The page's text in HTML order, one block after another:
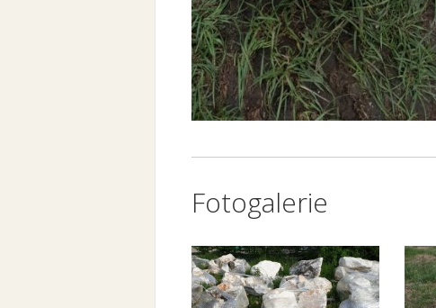
Fotogalerie